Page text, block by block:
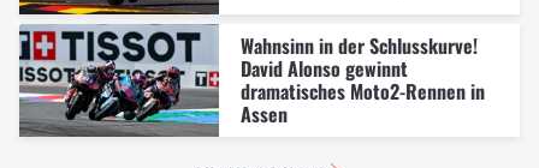
Wahnsinn in der Schlusskurve!
David Alonso gewinnt
dramatisches Moto2-Rennen in
Assen